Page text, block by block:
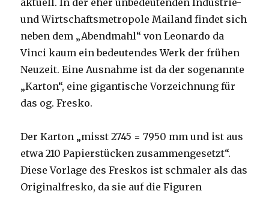
aktuell. In der eher unbedeutenden Industrie-
und Wirtschaftsmetropole Mailand findet sich
neben dem „Abendmahl“ von Leonardo da
Vinci kaum ein bedeutendes Werk der frühen
Neuzeit. Eine Ausnahme ist da der sogenannte
„Karton“, eine gigantische Vorzeichnung für
das og. Fresko.
Der Karton „misst 2745 = 7950 mm und ist aus
etwa 210 Papierstücken zusammengesetzt“.
Diese Vorlage des Freskos ist schmaler als das
Originalfresko, da sie auf die Figuren